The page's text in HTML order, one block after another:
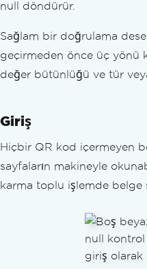
null döndürür.
Sağlam bir doğrulama
geçirmeden önce üç yönü
değer bütünlüğü ve tür
Giriş
Hiçbir QR kod içermeyen
sayfaların makineyle
karma toplu işlemde belge